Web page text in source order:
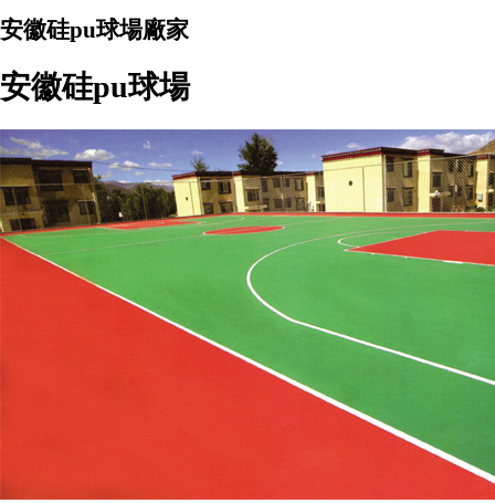
安徽硅pu球場廠家
安徽硅pu球場